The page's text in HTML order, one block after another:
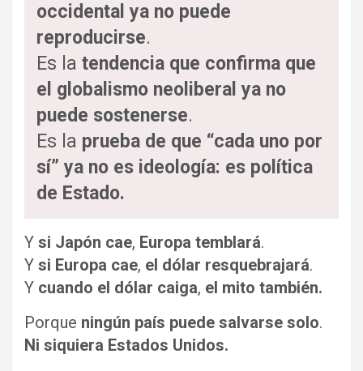
occidental ya no puede
reproducirse.
Es la tendencia que confirma que
el globalismo neoliberal ya no
puede sostenerse.
Es la prueba de que “cada uno por
sí” ya no es ideología: es política
de Estado.
Y si Japón cae, Europa temblará.
Y si Europa cae, el dólar resquebrajará.
Y cuando el dólar caiga, el mito también.
Porque ningún país puede salvarse solo.
Ni siquiera Estados Unidos.